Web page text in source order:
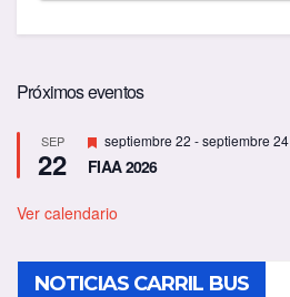
Próximos eventos
SEP
22
D
e
s
a
d
o
septiembre 22 -septiembre 24
FIAA 2026
Ver calendario
NOTICIAS CARRIL BUS